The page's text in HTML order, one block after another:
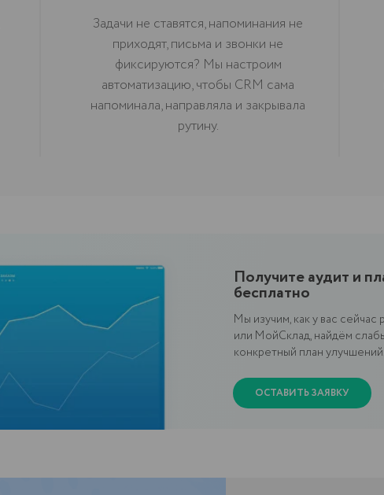
Задачи не ставятся, напоминания не
приходят, письма и звонки не
фиксируются? Мы настроим
автоматизацию, чтобы CRM сама
напоминала, направляла и закрывала
рутину.
Как мы поможем вам?
Боли и обещания